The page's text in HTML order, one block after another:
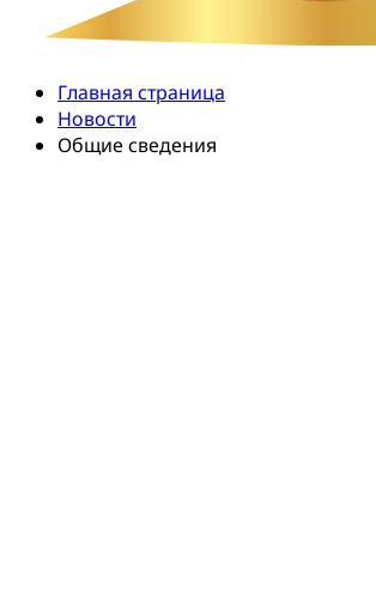
Главная страница
Новости
Общие сведения